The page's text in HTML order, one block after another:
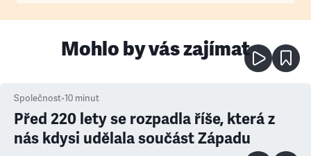
Mohlo by vás zajímat
Společnost•10 minut
Před 220 lety se rozpadla říše, která z
nás kdysi udělala součást Západu